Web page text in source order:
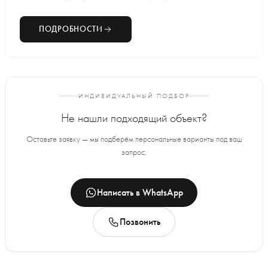
ПОДРОБНОСТИ
ИНДИВИДУАЛЬНЫЙ ПОДБОР
Не нашли подходящий объект?
Оставьте заявку — мы подберём персональные варианты под ваш
запрос.
Написать в WhatsApp
Позвонить